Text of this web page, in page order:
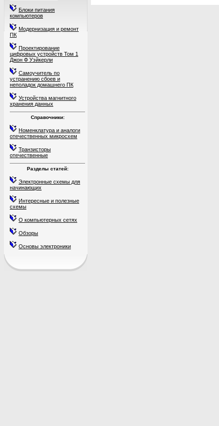
Блоки питания
компьютеров
Модернизация и ремонт
ПК
Проектирование
цифровых устройств Том 1
Джон Ф Уэйкерли
Самоучитель по
устранению сбоев и
неполадок домашнего ПК
Устройства магнитного
хранения данных
Справочники:
Номенклатура и аналоги
отечественных микросхем
Транзисторы
отечественные
Разделы статей:
Электронные схемы для
начинающих
Интересные и полезные
схемы
О компьютерных сетях
Обзоры
Основы электроники